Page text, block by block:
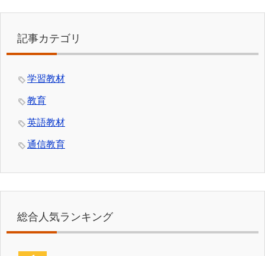
記事カテゴリ
学習教材
教育
英語教材
通信教育
総合人気ランキング